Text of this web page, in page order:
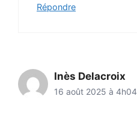
Répondre
Inès Delacroix
16 août 2025 à 4h04